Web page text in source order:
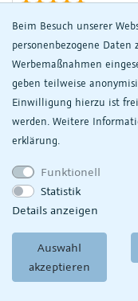
Beim Besuch unserer
personenbezogene Daten
Werbemaßnahmen
geben teilweise
Einwilligung hierzu ist
werden. Weitere
erklärung.
Funktionell
Statistik
Details anzeigen
Auswahl
akzeptieren
Google Analytics
GPSR Modal
Fügt dem plentyShop
GRATIS